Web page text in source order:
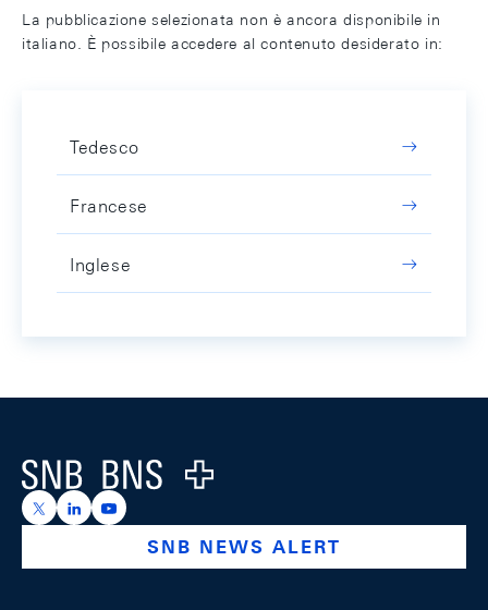
La pubblicazione selezionata non è ancora disponibile in
italiano. È possibile accedere al contenuto desiderato in:
Tedesco
Francese
Inglese
Logo
https://x.com/snb_bns
https://ch.linkedin.com/company/swiss-national-
https://www.youtube.com/@swissnationalbank
SNB NEWS ALERT